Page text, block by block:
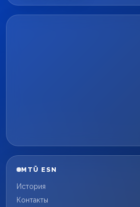
MTÜ ESN
История
Контакты